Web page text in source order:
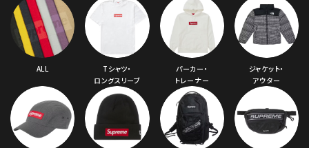
ALL
Tシャツ・
ロングスリーブ
パーカー・
トレーナー
ジャケット・
アウター